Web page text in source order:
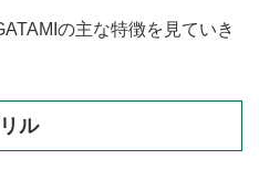
の主な特徴を見ていき
ル